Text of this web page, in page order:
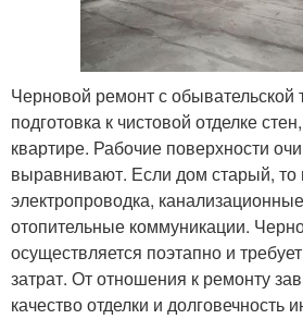
Черновой ремонт с обывательской
подготовка к чистовой отделке
квартире. Рабочие поверхности
выравнивают. Если дом старый, то
электропроводка,
отопительные коммуникации.
осуществляется поэтапно и
затрат. От отношения к ремонту
качество отделки и долговечность